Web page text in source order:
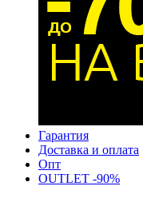
Гарантия
Доставка и оплата
Опт
OUTLET -90%